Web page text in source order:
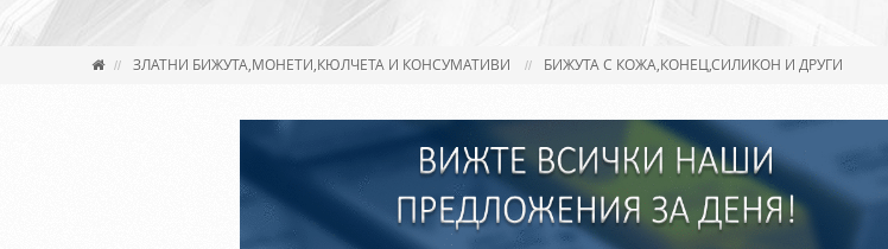
ЗЛАТНИ БИЖУТА,МОНЕТИ,КЮЛЧЕТА И КОНСУМАТИВИ БИЖУТА С КОЖА,КОНЕЦ,СИЛИКОН И ДРУГИ